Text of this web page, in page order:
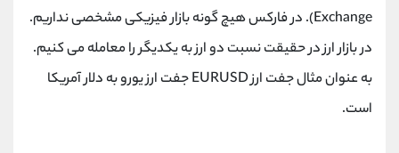
Exchange). در فارکس هیچ گونه بازار فیزیکی مشخصی نداریم.
در بازار ارز در حقیقت نسبت دو ارز به یکدیگر را معامله می کنیم.
به عنوان مثال جفت ارز EURUSD جفت ارز یورو به دلار آمریکا
است.